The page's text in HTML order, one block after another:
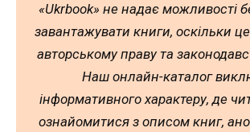
«Ukrbook» не надає можливості
завантажувати книги, оскільки
авторському праву та
Наш онлайн-каталог
інформативного характеру, де
ознайомитися з описом книг,